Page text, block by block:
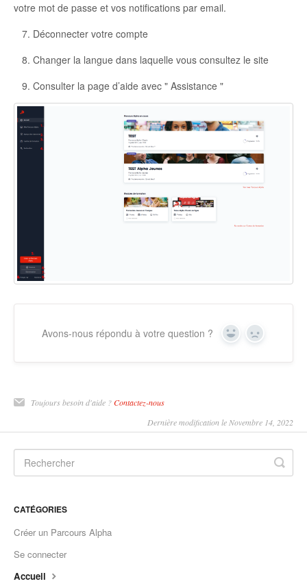
votre mot de passe et vos notifications par email.
7. Déconnecter votre compte
8. Changer la langue dans laquelle vous consultez le site
9. Consulter la page d’aide avec " Assistance "
Avons-nous répondu à votre question ? Yes No
Toujours besoin d'aide ?Contactez-nous
Dernière modification le Novembre 14, 2022
CATÉGORIES
Créer un Parcours Alpha
Se connecter
Accueil